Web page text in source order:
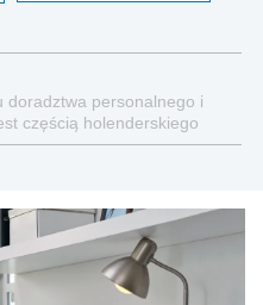
doradztwa personalnego i
częścią holenderskiego